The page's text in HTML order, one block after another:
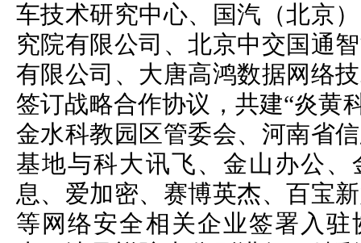
车技术研究中心、国汽（北京
究院有限公司、北京中交国通
有限公司、大唐高鸿数据网络
签订战略合作协议，共建“炎黄
金水科教园区管委会、河南省
基地与科大讯飞、金山办公、
息、爱加密、赛博英杰、百宝
等网络安全相关企业签署入驻